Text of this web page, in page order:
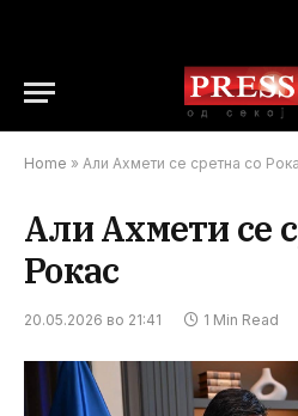
Home » Али Ахмети се сретна со
Али Ахмети се
Рокас
20.05.2026 во 21:41 1 Min Read